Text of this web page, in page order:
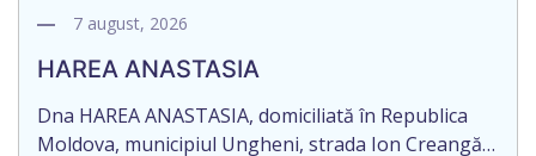
Certificatului de moștenitor legal, înregistrat sub
Larisa Dogotari, cu sediul biroului în or. Fălești,
str.Ștefan cel Mare, 61.
7 august, 2026
HAREA ANASTASIA
Dna HAREA ANASTASIA, domiciliată în Republica
Moldova, municipiul Ungheni, strada Ion Creangă